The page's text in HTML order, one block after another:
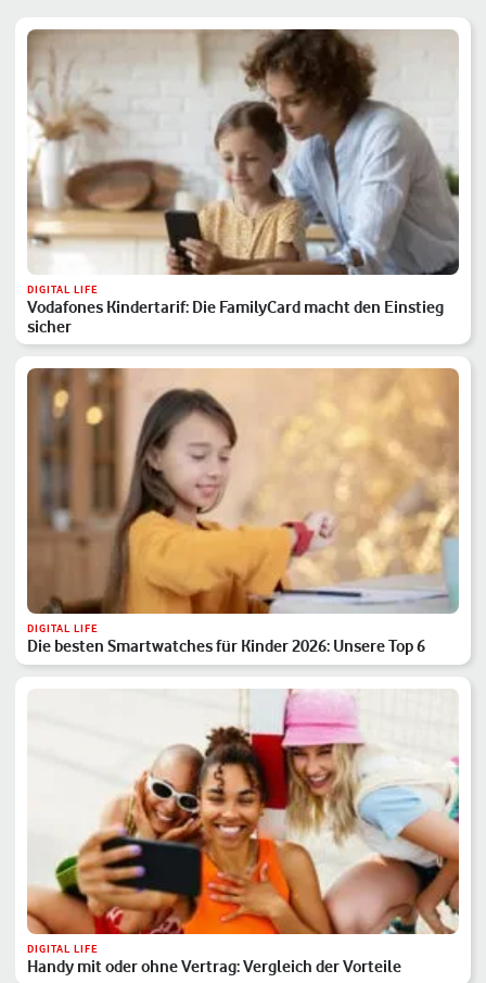
DIGITAL LIFE
Vodafones Kindertarif: Die FamilyCard macht den Einstieg
sicher
DIGITAL LIFE
Die besten Smartwatches für Kinder 2026: Unsere Top 6
DIGITAL LIFE
Handy mit oder ohne Vertrag: Vergleich der Vorteile